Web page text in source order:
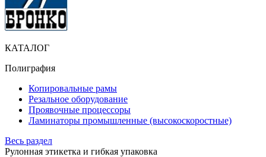
КАТАЛОГ
Полиграфия
Копировальные рамы
Резальное оборудование
Проявочные процессоры
Ламинаторы промышленные (высокоскоростные)
Весь раздел
Рулонная этикетка и гибкая упаковка